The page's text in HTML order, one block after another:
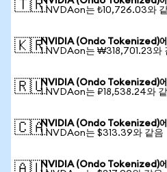
🇹🇷1 NVDAon는 ₺10,726.03와
🇰🇷NVIDIA (Ondo Tokenized)
1 NVDAon는 ₩318,701.23와
🇷🇺NVIDIA (Ondo Tokenized)
1 NVDAon는 ₽18,538.24와
🇨🇦NVIDIA (Ondo Tokenized)
1 NVDAon는 $313.39와 같음
NVIDIA (Ondo Tokenized)